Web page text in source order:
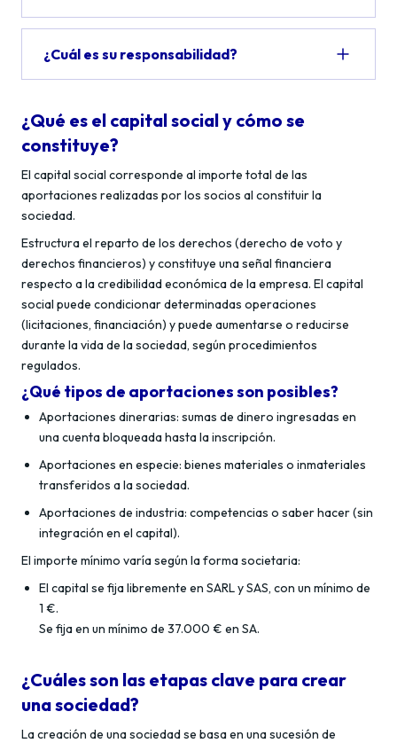
¿Cuál es su responsabilidad?
¿Qué es el capital social y cómo se
constituye?
El capital social corresponde al importe total de las
aportaciones realizadas por los socios al constituir la
sociedad.
Estructura el reparto de los derechos (derecho de voto y
derechos financieros) y constituye una señal financiera
respecto a la credibilidad económica de la empresa. El capital
social puede condicionar determinadas operaciones
(licitaciones, financiación) y puede aumentarse o reducirse
durante la vida de la sociedad, según procedimientos
regulados.
¿Qué tipos de aportaciones son posibles?
Aportaciones dinerarias: sumas de dinero ingresadas en
una cuenta bloqueada hasta la inscripción.
Aportaciones en especie: bienes materiales o inmateriales
transferidos a la sociedad.
Aportaciones de industria: competencias o saber hacer (sin
integración en el capital).
El importe mínimo varía según la forma societaria:
El capital se fija libremente en SARL y SAS, con un mínimo de
1 €.
Se fija en un mínimo de 37.000 € en SA.
¿Cuáles son las etapas clave para crear
una sociedad?
La creación de una sociedad se basa en una sucesión de